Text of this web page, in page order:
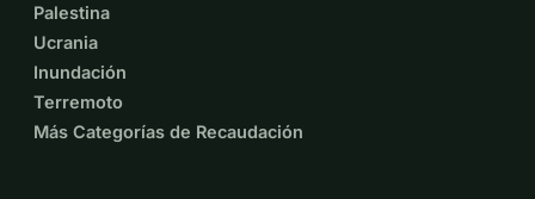
Palestina
Ucrania
Inundación
Terremoto
Más Categorías de Recaudación